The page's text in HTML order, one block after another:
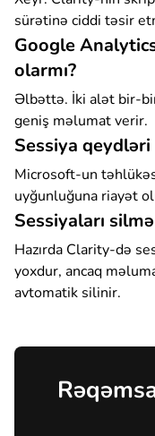
sürətinə ciddi təsir
Google
olarmı?
Əlbəttə. İki alət bir-
geniş məlumat verir.
Sessiya qeydləri
Microsoft-un
uyğunluğuna riayət
Sessiyaları
Hazırda Clarity-də
yoxdur, ancaq
avtomatik silinir.